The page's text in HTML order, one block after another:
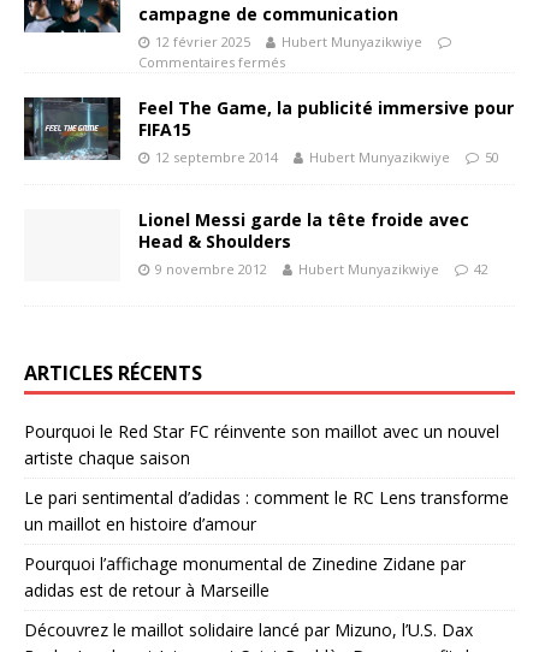
campagne de communication
12 février 2025
Hubert Munyazikwiye
Commentaires fermés
Feel The Game, la publicité immersive pour
FIFA15
12 septembre 2014 Hubert Munyazikwiye 50
Lionel Messi garde la tête froide avec
Head & Shoulders
9 novembre 2012 Hubert Munyazikwiye 42
ARTICLES RÉCENTS
Pourquoi le Red Star FC réinvente son maillot avec un nouvel
artiste chaque saison
Le pari sentimental d’adidas : comment le RC Lens transforme
un maillot en histoire d’amour
Pourquoi l’affichage monumental de Zinedine Zidane par
adidas est de retour à Marseille
Découvrez le maillot solidaire lancé par Mizuno, l’U.S. Dax